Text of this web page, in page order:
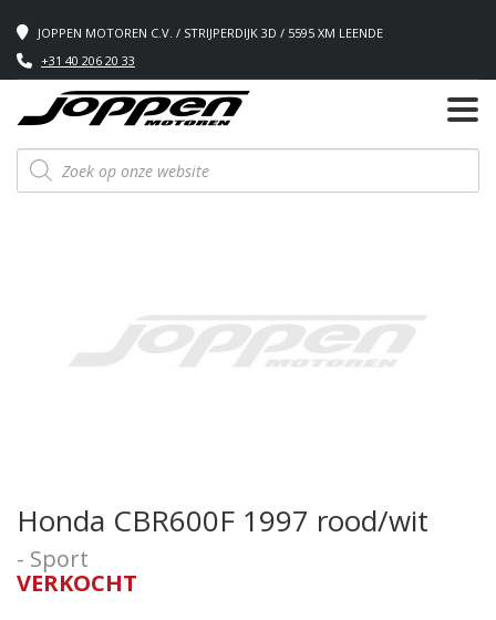
JOPPEN MOTOREN C.V. / STRIJPERDIJK 3D / 5595 XM LEENDE
+31 40 206 20 33
Producten
zoeken
Honda CBR600F 1997 rood/wit
- Sport
VERKOCHT